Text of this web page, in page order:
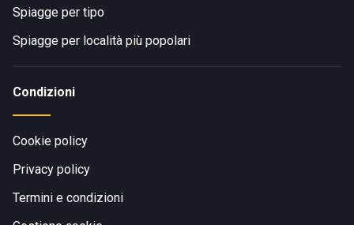
Spiagge per tipo
Spiagge per località più popolari
Condizioni
Cookie policy
Privacy policy
Termini e condizioni